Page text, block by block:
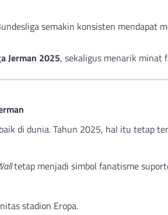
semakin konsisten mendapat
Jerman 2025, sekaligus menarik minat
di dunia. Tahun 2025, hal itu tetap
tetap menjadi simbol fanatisme
stadion Eropa.